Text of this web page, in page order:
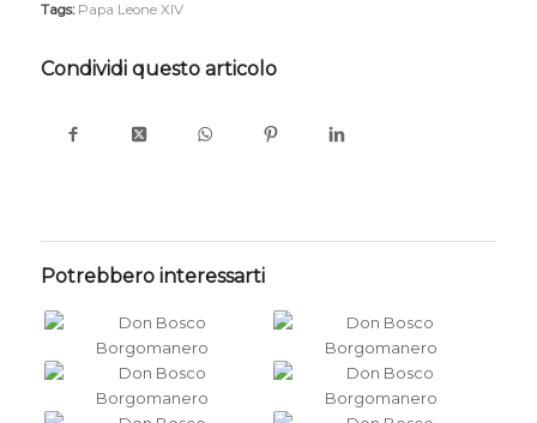
Tags: Papa Leone XIV
Condividi questo articolo
Potrebbero interessarti